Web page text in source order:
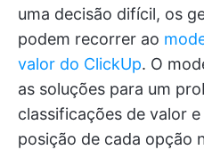
uma decisão difícil, os
podem recorrer ao
valor do ClickUp. O
as soluções para um
classificações de valor
posição de cada opção